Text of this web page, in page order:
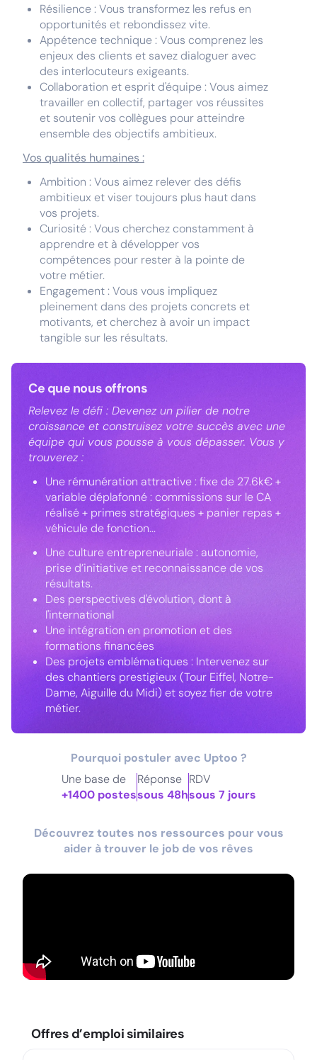
Résilience : Vous transformez les refus en
opportunités et rebondissez vite.
Appétence technique : Vous comprenez les
enjeux des clients et savez dialoguer avec
des interlocuteurs exigeants.
Collaboration et esprit d'équipe : Vous aimez
travailler en collectif, partager vos réussites
et soutenir vos collègues pour atteindre
ensemble des objectifs ambitieux.
Vos qualités humaines :
Ambition : Vous aimez relever des défis
ambitieux et viser toujours plus haut dans
vos projets.
Curiosité : Vous cherchez constamment à
apprendre et à développer vos
compétences pour rester à la pointe de
votre métier.
Engagement : Vous vous impliquez
pleinement dans des projets concrets et
motivants, et cherchez à avoir un impact
tangible sur les résultats.
Ce que nous offrons
Relevez le défi : Devenez un pilier de notre
croissance et construisez votre succès avec une
équipe qui vous pousse à vous dépasser. Vous y
trouverez :
Une rémunération attractive : fixe de 27.6k€ +
variable déplafonné : commissions sur le CA
réalisé + primes stratégiques + panier repas +
véhicule de fonction...
Une culture entrepreneuriale : autonomie,
prise d’initiative et reconnaissance de vos
résultats.
Des perspectives d'évolution, dont à
l'international
Une intégration en promotion et des
formations financées
Des projets emblématiques : Intervenez sur
des chantiers prestigieux (Tour Eiffel, Notre-
Dame, Aiguille du Midi) et soyez fier de votre
métier.
Pourquoi postuler avec Uptoo ?
Une base de
+1400 postes
Réponse
sous 48h
RDV
sous 7 jours
Découvrez toutes nos ressources pour vous
aider à trouver le job de vos rêves
Offres d’emploi similaires